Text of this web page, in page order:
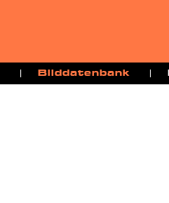
Bilddatenbank